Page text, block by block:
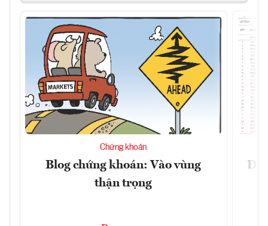
Chứng khoán
Blog chứng khoán: Vào vùng
thận trọng
Dự